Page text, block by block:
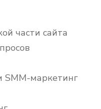
части сайта
SMM-маркетинг